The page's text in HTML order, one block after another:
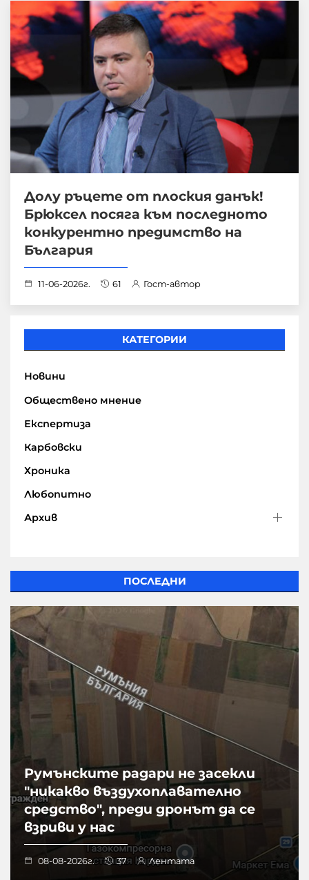
Долу ръцете от плоския данък!
Брюксел посяга към последното
конкурентно предимство на
България
11-06-2026г. 61 Гост-автор
КАТЕГОРИИ
Новини
Обществено мнение
Експертиза
Карбовски
Хроника
Любопитно
Архив
ПОСЛЕДНИ
Румънските радари не засекли
"никакво въздухоплавателно
средство", преди дронът да се
взриви у нас
08-08-2026г. 37 Лентата